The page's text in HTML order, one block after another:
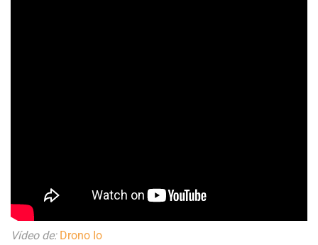
Vídeo de: Drono Io